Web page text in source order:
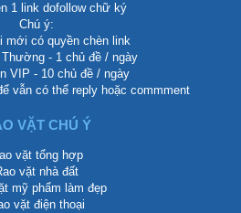
1 link dofollow chữ ký
Chú ý:
mới có quyền chèn link
- 1 chủ đề / ngày
VIP - 10 chủ đề / ngày
vẫn có thể reply hoặc commment
VẶT CHÚ Ý
vặt tổng hợp
vặt nhà đất
mỹ phẩm làm đẹp
vặt điện thoại